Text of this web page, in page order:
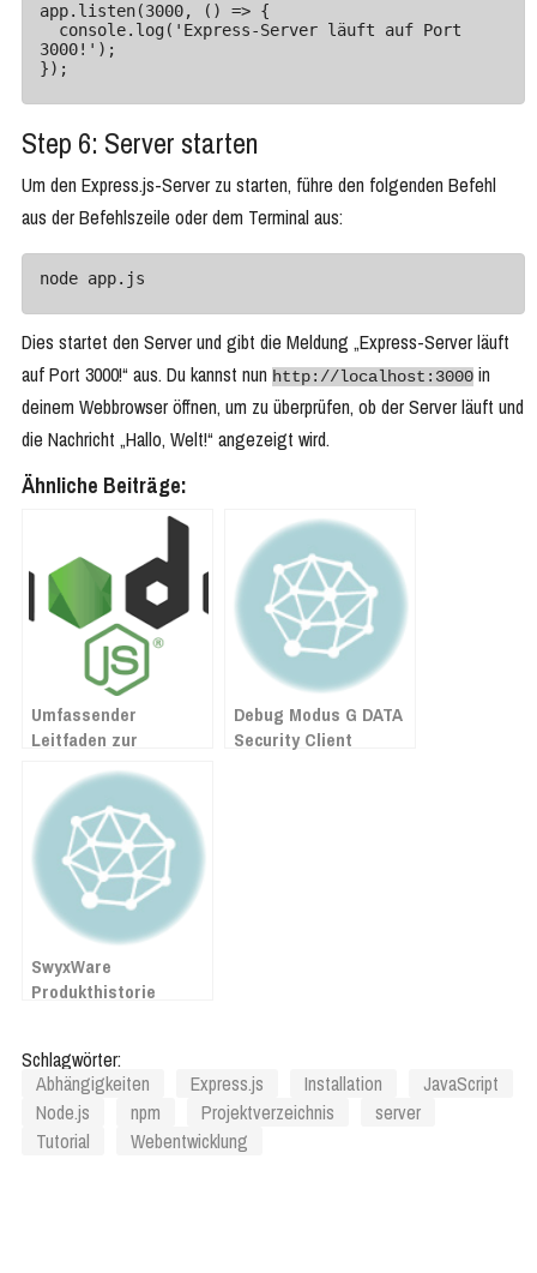
app.listen(3000, () => {
3000!');
});
Step 6: Server starten
Um den Express.js-Server zu starten, führe den folgenden Befehl
aus der Befehlszeile oder dem Terminal aus:
node app.js
Dies startet den Server und gibt die Meldung „Express-Server läuft
auf Port 3000!“ aus. Du kannst nun http://localhost:3000 in
deinem Webbrowser öffnen, um zu überprüfen, ob der Server läuft und
die Nachricht „Hallo, Welt!“ angezeigt wird.
Ähnliche Beiträge:
Umfassender
Leitfaden zur
Node.js und npm auf
Debian 12 Bookworm
Debug Modus G DATA
Security Client
SwyxWare
Produkthistorie
Schlagwörter:
Abhängigkeiten
Express.js Installation
JavaScript
Node.js
npm Projektverzeichnis
server
Tutorial
Webentwicklung